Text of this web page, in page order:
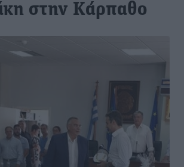
στην Κάρπαθο